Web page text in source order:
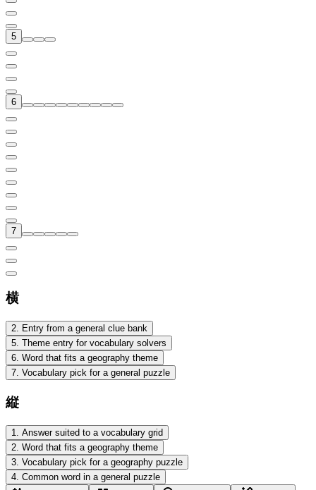
5
6
7
横
2. Entry from a general clue bank
5. Theme entry for vocabulary solvers
6. Word that fits a geography theme
7. Vocabulary pick for a general puzzle
縦
1
Answer suited to a vocabulary grid
2 Word that fits a geography theme
3 Vocabulary pick for a geography puzzle
4 Common word in a general puzzle